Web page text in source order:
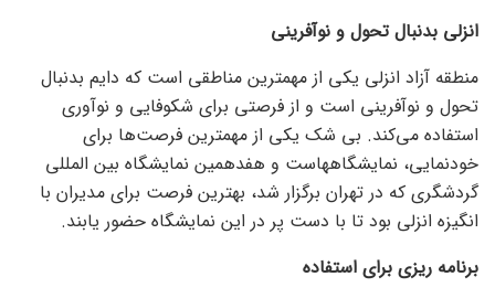
انزلی بدنبال تحول و نوآفرینی
منطقه آزاد انزلی یکی از مهمترین مناطقی است که دایم بدنبال
تحول و نوآفرینی است و از فرصتی برای شکوفایی و نوآوری
استفاده می‌کند. بی شک یکی از مهمترین فرصت‌ها برای
خودنمایی، نمایشگاههاست و هفدهمین نمایشگاه بین المللی
گردشگری که در تهران برگزار شد، بهترین فرصت برای مدیران با
انگیزه انزلی بود تا با دست پر در این نمایشگاه حضور یابند.
برنامه ریزی برای استفاده